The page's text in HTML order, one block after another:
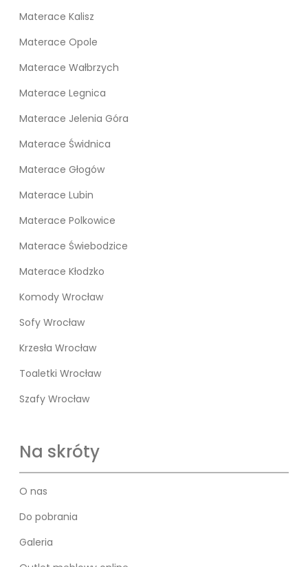
Materace Kalisz
Materace Opole
Materace Wałbrzych
Materace Legnica
Materace Jelenia Góra
Materace Świdnica
Materace Głogów
Materace Lubin
Materace Polkowice
Materace Świebodzice
Materace Kłodzko
Komody Wrocław
Sofy Wrocław
Krzesła Wrocław
Toaletki Wrocław
Szafy Wrocław
Na skróty
O nas
Do pobrania
Galeria